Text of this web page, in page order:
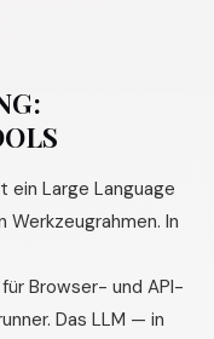
ein Large Language
In
für Browser- und API-
Das LLM — in